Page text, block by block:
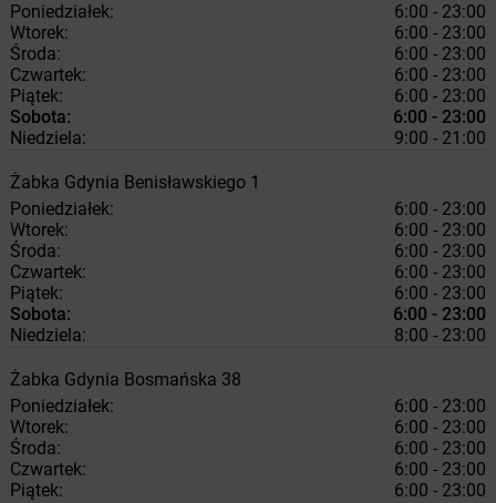
Poniedziałek:
6:00 - 23:00
Wtorek:
6:00 - 23:00
Środa:
6:00 - 23:00
Czwartek:
6:00 - 23:00
Piątek:
6:00 - 23:00
Sobota:
6:00 - 23:00
Niedziela:
9:00 - 21:00
Żabka Gdynia Benisławskiego 1
Poniedziałek:
6:00 - 23:00
Wtorek:
6:00 - 23:00
Środa:
6:00 - 23:00
Czwartek:
6:00 - 23:00
Piątek:
6:00 - 23:00
Sobota:
6:00 - 23:00
Niedziela:
8:00 - 23:00
Żabka Gdynia Bosmańska 38
Poniedziałek:
6:00 - 23:00
Wtorek:
6:00 - 23:00
Środa:
6:00 - 23:00
Czwartek:
6:00 - 23:00
Piątek:
6:00 - 23:00